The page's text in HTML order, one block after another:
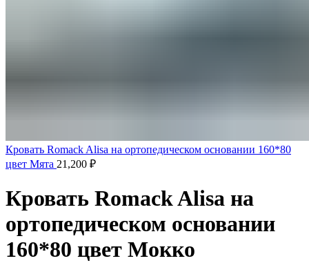
Кровать Romack Alisa на ортопедическом основании 160*80
цвет Мята 21,200 ₽
Кровать Romack Alisa на
ортопедическом основании
160*80 цвет Мокко